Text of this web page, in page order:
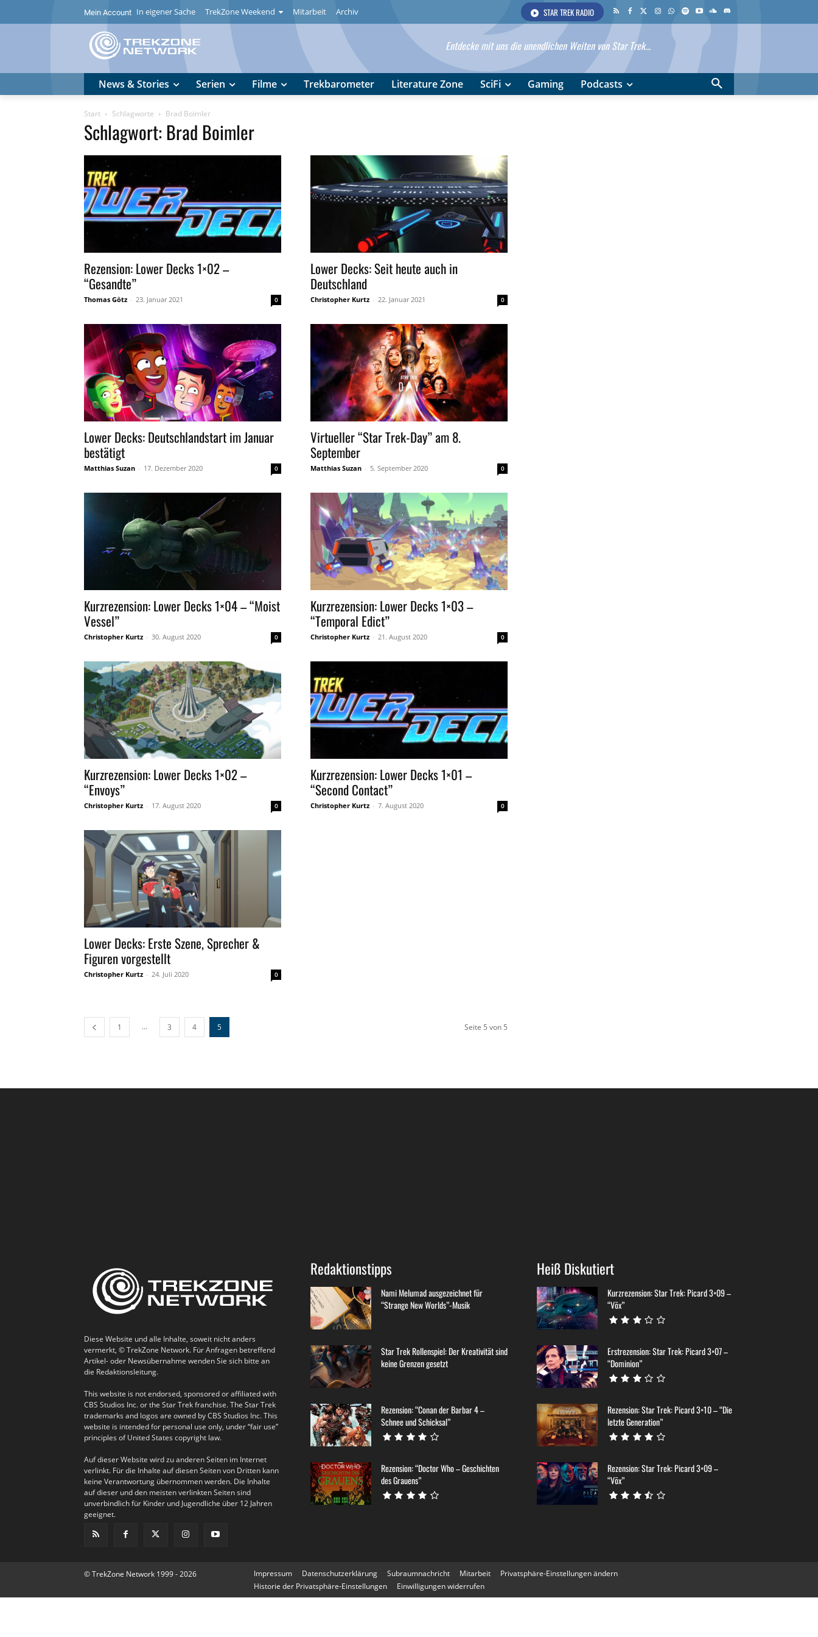
Mein Account In eigener Sache TrekZone Weekend Mitarbeit Archiv STAR TREK RADIO
Entdecke mit uns die unendlichen Weiten von Star Trek...
News & Stories Serien Filme Trekbarometer Literature Zone SciFi Gaming Podcasts
Start Schlagworte Brad Boimler
Schlagwort: Brad Boimler
Rezension: Lower Decks 1×02 –
“Gesandte”
Thomas Götz - 23. Januar 2021 0
Lower Decks: Seit heute auch in
Deutschland
Christopher Kurtz - 22. Januar 2021 0
Lower Decks: Deutschlandstart im Januar
bestätigt
Matthias Suzan - 17. Dezember 2020 0
Virtueller “Star Trek-Day” am 8.
September
Matthias Suzan - 5. September 2020 0
Kurzrezension: Lower Decks 1×04 – “Moist
Vessel”
Christopher Kurtz - 30. August 2020 0
Kurzrezension: Lower Decks 1×03 –
“Temporal Edict”
Christopher Kurtz - 21. August 2020 0
Kurzrezension: Lower Decks 1×02 –
“Envoys”
Christopher Kurtz - 17. August 2020 0
Kurzrezension: Lower Decks 1×01 –
“Second Contact”
Christopher Kurtz - 7. August 2020 0
Lower Decks: Erste Szene, Sprecher &
Figuren vorgestellt
Christopher Kurtz - 24. Juli 2020 0
1 ... 3 4 5 Seite 5 von 5
Diese Website und alle Inhalte, soweit nicht anders
vermerkt, © TrekZone Network. Für Anfragen betreffend
Artikel- oder Newsübernahme wenden Sie sich bitte an
die Redaktionsleitung.
This website is not endorsed, sponsored or affiliated with
CBS Studios Inc. or the Star Trek franchise. The Star Trek
trademarks and logos are owned by CBS Studios Inc. This
website is intended for personal use only, under “fair use”
principles of United States copyright law.
Auf dieser Website wird zu anderen Seiten im Internet
verlinkt. Für die Inhalte auf diesen Seiten von Dritten kann
keine Verantwortung übernommen werden. Die Inhalte
auf dieser und den meisten verlinkten Seiten sind
unverbindlich für Kinder und Jugendliche über 12 Jahren
geeignet.
Redaktionstipps
Nami Melumad ausgezeichnet für
“Strange New Worlds”-Musik
Star Trek Rollenspiel: Der Kreativität sind
keine Grenzen gesetzt
Rezension: “Conan der Barbar 4 –
Schnee und Schicksal”
Rezension: “Doctor Who – Geschichten
des Grauens”
Heiß Diskutiert
Kurzrezension: Star Trek: Picard 3×09 –
“Võx”
Erstrezension: Star Trek: Picard 3×07 –
“Dominion”
Rezension: Star Trek: Picard 3×10 – “Die
letzte Generation”
Rezension: Star Trek: Picard 3×09 –
“Võx”
© TrekZone Network 1999 - 2026 Impressum Datenschutzerklärung Subraumnachricht Mitarbeit
Privatsphäre-Einstellungen ändern
Historie der Privatsphäre-Einstellungen
Einwilligungen widerrufen